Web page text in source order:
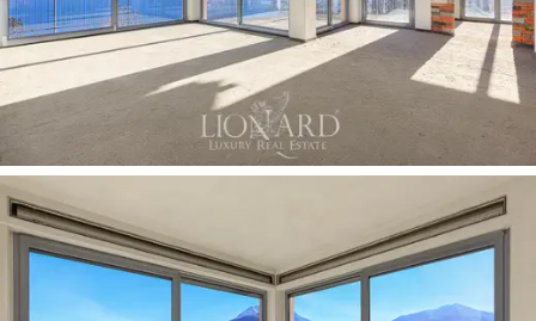
型多功能空间，可直接通往下面的森林。
别墅的外观吸引着户外生活，花园和宽敞的露台
面积超过 725 平方米，可欣赏到湖泊和山脉的壮
丽景色。 花园保存完好，与湖景紧密相连，一直
延伸到树林，为您提供放松和接触大自然的时
刻。 独立车库和额外的停车位为客人提供便利和
功能。